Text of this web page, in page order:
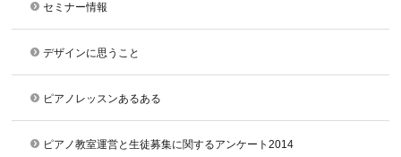
セミナー情報
デザインに思うこと
ピアノレッスンあるある
ピアノ教室運営と生徒募集に関するアンケート2014